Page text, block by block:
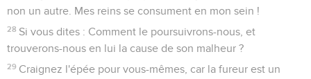
non un autre. Mes reins se consument en mon sein !
28 Si vous dites : Comment le poursuivrons-nous, et
trouverons-nous en lui la cause de son malheur ?
29 Craignez l'épée pour vous-mêmes, car la fureur est un